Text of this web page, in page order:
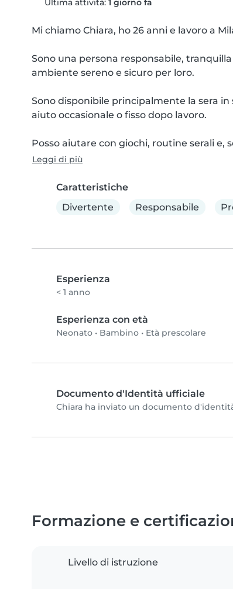
Ultima attività: 1 giorno fa
Mi chiamo Chiara, ho 26 anni e lavoro a
Sono una persona responsabile,
ambiente sereno e sicuro per loro.
Sono disponibile principalmente la sera
aiuto occasionale o fisso dopo lavoro.
Posso aiutare con giochi, routine serali e,
Leggi di più
Caratteristiche
Divertente
Responsabile
Esperienza
< 1 anno
Esperienza con età
Neonato • Bambino • Età prescolare
Documento d'Identità ufficiale
Chiara ha inviato un documento
Formazione e
Livello di istruzione